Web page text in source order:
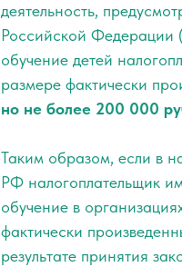
деятельность,
Российской Федерации
обучение детей
размере фактически
но не более 200 000
Таким образом, если в
РФ налогоплательщик
обучение в
фактически
результате принятия